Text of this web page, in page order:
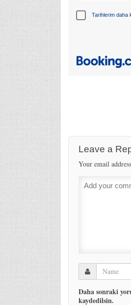
Tarihlerim daha
Leave a
Your email
Daha sonraki
kaydedilsin.